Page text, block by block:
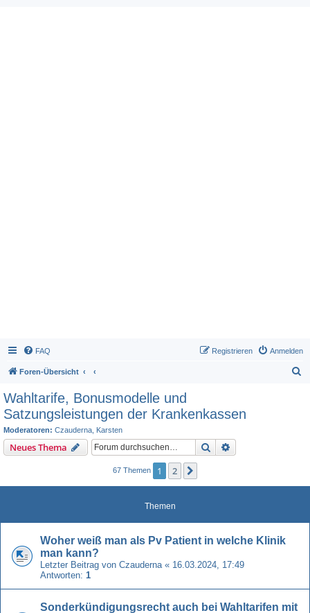
FAQ Anmelden
Registrieren
Foren-Übersicht
Wahltarife, Bonusmodelle und
Satzungsleistungen der Krankenkassen
Moderatoren: Czauderna Karsten
Neues Thema Suche
67 Themen 1 2
Themen
Woher weiß man als Pv Patient in welche Klinik
man kann?
Letzter Beitrag von Czauderna « 16.03.2024, 17:49
Antworten: 1
Sonderkündigungsrecht auch bei Wahltarifen mit